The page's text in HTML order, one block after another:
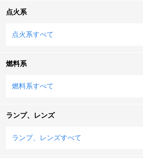
点火系
点火系すべて
燃料系
燃料系すべて
ランプ、レンズ
ランプ、レンズすべて